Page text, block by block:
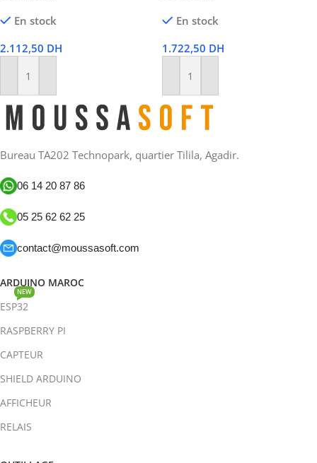
En stock
2.112,50 DH
Ajouter Au Panier
En stock
1.722,50 DH
Ajouter Au Panier
Bureau TA202 Technopark, quartier Tilila, Agadir.
06 14 20 87 86
05 25 62 62 25
contact@moussasoft.com
ARDUINO MAROC
ESP32
NEW
RASPBERRY PI
CAPTEUR
SHIELD ARDUINO
AFFICHEUR
RELAIS